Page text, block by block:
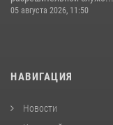
05 августа 2026, 11:50
НАВИГАЦИЯ
Новости